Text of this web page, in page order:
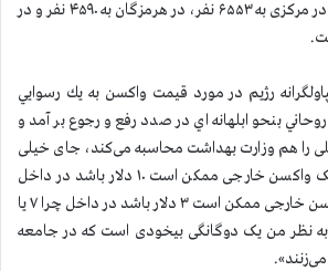
در مازندران به ۱۲۵۱۵ نفر، در مرکزی به ۶۵۵۳ نفر، در هرمزگان به ۴۵۹۰ نفر و در
رژيم در مورد قيمت واكسن به يك رسوايي
بنحو ابلهانه اي در صدد رفع و رجوع بر آمد و
را هم وزارت بهداشت محاسبه می‌کند، جای خیلی
دعوا و نزاع نیست اینکه یک واکسن خارجی ممکن است ۱۰ دلار باشد در داخل
چرا ۸ دلار می‌خرید یا واکسن خارجی ممکن است ۳ دلار باشد در داخل چرا ۷ یا
به نظر من یک دوگانگی بیخودی است که در جامعه